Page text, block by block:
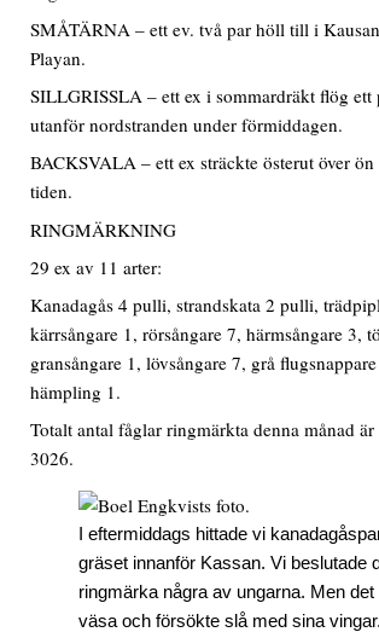
SMÅTÄRNA – ett ev. två par höll till i
Playan.
SILLGRISSLA – ett ex i sommardräkt flög ett
utanför nordstranden under förmiddagen.
BACKSVALA – ett ex sträckte österut över
tiden.
RINGMÄRKNING
29 ex av 11 arter:
Kanadagås 4 pulli, strandskata 2 pulli,
kärrsångare 1, rörsångare 7, härmsångare 3,
gransångare 1, lövsångare 7, grå
hämpling 1.
Totalt antal fåglar ringmärkta denna månad
3026.
I eftermiddags hittade vi
gräset innanför Kassan. Vi beslutade
ringmärka några av ungarna. Men
väsa och försökte slå med sina